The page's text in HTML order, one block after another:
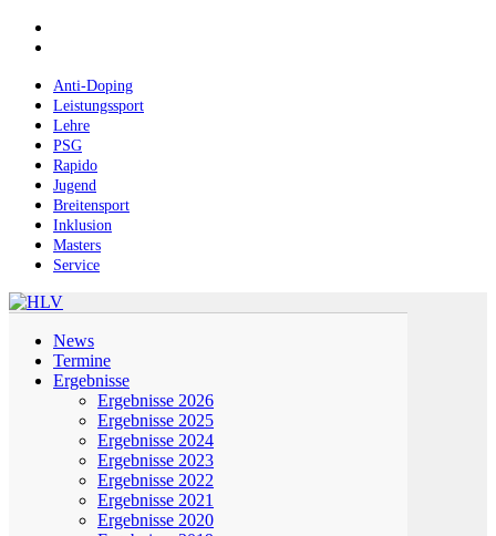
Skip
contentAnti-Doping
Leistungssport
Lehre
PSG
Rapido
Jugend
Breitensport
Inklusion
Masters
Service
News
Termine
Ergebnisse
Ergebnisse 2026
Ergebnisse 2025
Ergebnisse 2024
Ergebnisse 2023
Ergebnisse 2022
Ergebnisse 2021
Ergebnisse 2020